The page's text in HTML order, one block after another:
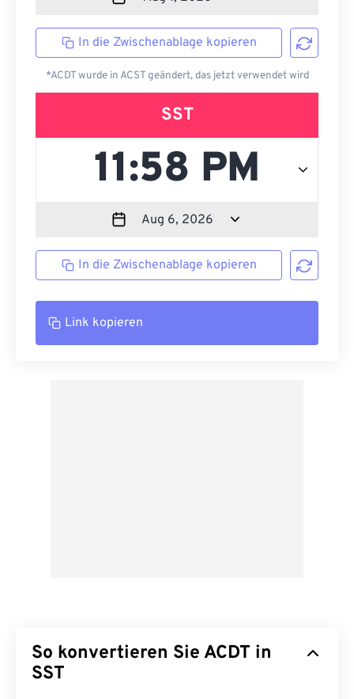
In die Zwischenablage kopieren
*ACDT wurde in ACST geändert, das jetzt verwendet wird
SST
In die Zwischenablage kopieren
Link kopieren
So konvertieren Sie ACDT in
SST